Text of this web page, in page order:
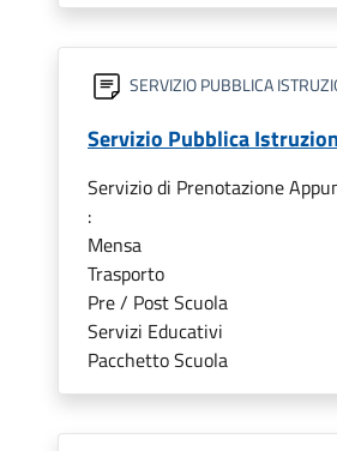
SERVIZIO PUBBLICA
Servizio Pubblica
Servizio di Prenotazione
:
Mensa
Trasporto
Pre / Post Scuola
Servizi Educativi
Pacchetto Scuola